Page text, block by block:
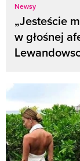
Newsy
„Jesteście
w głośnej